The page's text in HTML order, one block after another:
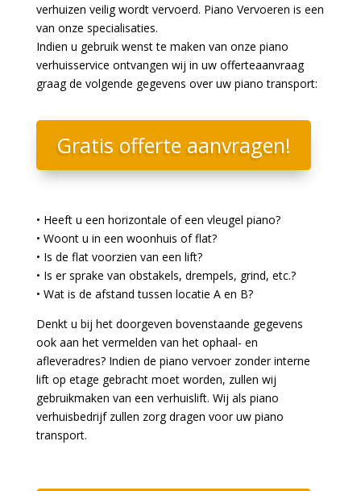
verhuizen veilig wordt vervoerd. Piano Vervoeren is een
van onze specialisaties.
Indien u gebruik wenst te maken van onze piano
verhuisservice ontvangen wij in uw offerteaanvraag
graag de volgende gegevens over uw piano transport:
Gratis offerte aanvragen!
• Heeft u een horizontale of een vleugel piano?
• Woont u in een woonhuis of flat?
• Is de flat voorzien van een lift?
• Is er sprake van obstakels, drempels, grind, etc.?
• Wat is de afstand tussen locatie A en B?
Denkt u bij het doorgeven bovenstaande gegevens
ook aan het vermelden van het ophaal- en
afleveradres? Indien de piano vervoer zonder interne
lift op etage gebracht moet worden, zullen wij
gebruikmaken van een verhuislift. Wij als piano
verhuisbedrijf zullen zorg dragen voor uw piano
transport.